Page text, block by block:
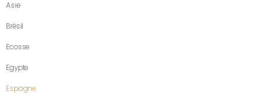
Asie
Brésil
Ecosse
Egypte
Espagne